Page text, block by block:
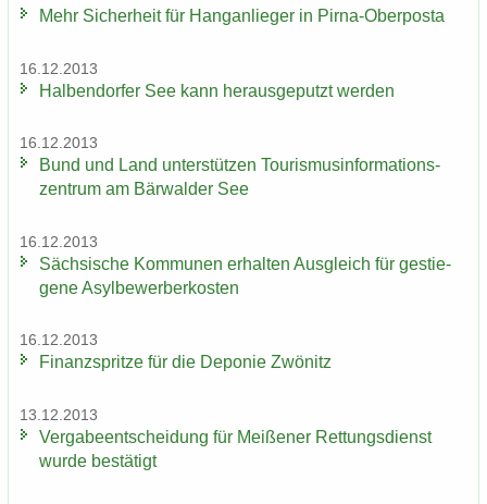
Mehr Si­cher­heit für Hang­an­lie­ger in Pirna-​Oberposta
16.12.2013
Hal­ben­dor­fer See kann her­aus­ge­putzt wer­den
16.12.2013
Bund und Land un­ter­stüt­zen Tou­ris­mus­in­for­ma­ti­ons­
zen­trum am Bär­wal­der See
16.12.2013
Säch­si­sche Kom­mu­nen er­hal­ten Aus­gleich für ge­stie­
ge­ne Asyl­be­wer­ber­kos­ten
16.12.2013
Fi­nanz­sprit­ze für die De­po­nie Zwö­nitz
13.12.2013
Ver­ga­be­ent­schei­dung für Mei­ße­ner Ret­tungs­dienst
wurde be­stä­tigt